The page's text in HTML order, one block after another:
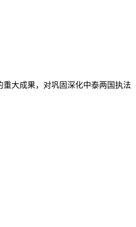
大成果，对巩固深化中泰两国执法